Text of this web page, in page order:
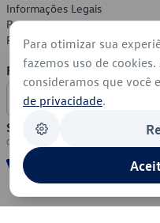
Informações Legais
Política de Privacidade
Política de Cookies
Formas de Pagamento
Segurança
Para otimizar sua
fazemos uso de
consideramos que você
de privacidade.